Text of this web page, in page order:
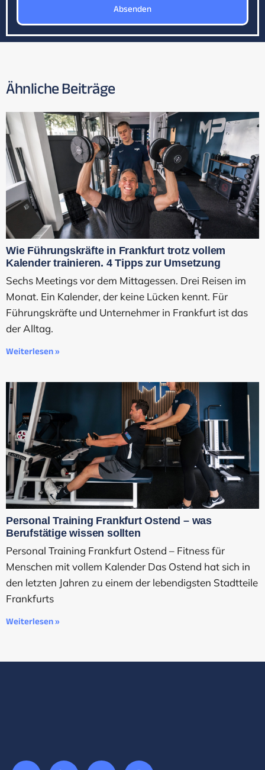
Absenden
Ähnliche Beiträge
Wie Führungskräfte in Frankfurt trotz vollem
Kalender trainieren. 4 Tipps zur Umsetzung
Sechs Meetings vor dem Mittagessen. Drei Reisen im
Monat. Ein Kalender, der keine Lücken kennt. Für
Führungskräfte und Unternehmer in Frankfurt ist das
der Alltag.
Weiterlesen »
Personal Training Frankfurt Ostend – was
Berufstätige wissen sollten
Personal Training Frankfurt Ostend – Fitness für
Menschen mit vollem Kalender Das Ostend hat sich in
den letzten Jahren zu einem der lebendigsten Stadtteile
Frankfurts
Weiterlesen »